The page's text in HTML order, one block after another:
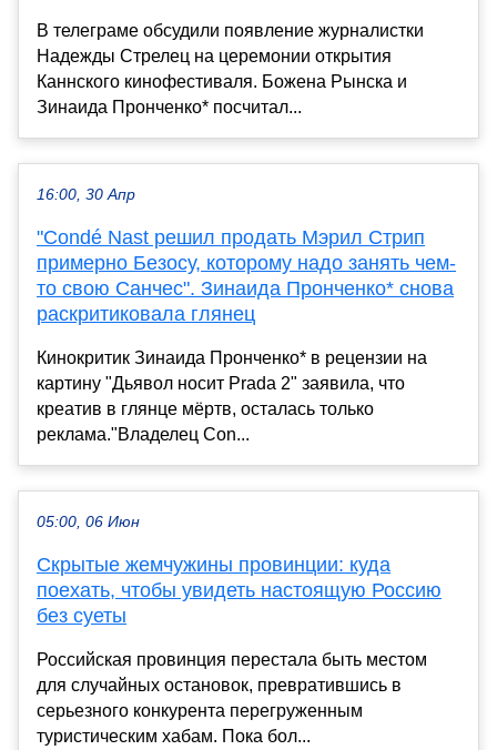
В телеграме обсудили появление журналистки
Надежды Стрелец на церемонии открытия
Каннского кинофестиваля. Божена Рынска и
Зинаида Пронченко* посчитал...
16:00, 30 Апр
"Condé Nast решил продать Мэрил Стрип
примерно Безосу, которому надо занять чем-
то свою Санчес". Зинаида Пронченко* снова
раскритиковала глянец
Кинокритик Зинаида Пронченко* в рецензии на
картину "Дьявол носит Prada 2" заявила, что
креатив в глянце мёртв, осталась только
реклама."Владелец Con...
05:00, 06 Июн
Скрытые жемчужины провинции: куда
поехать, чтобы увидеть настоящую Россию
без суеты
Российская провинция перестала быть местом
для случайных остановок, превратившись в
серьезного конкурента перегруженным
туристическим хабам. Пока бол...